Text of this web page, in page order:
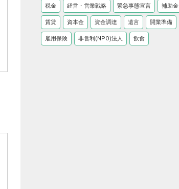
税金 経営・営業戦略 緊急事態宣言 補助金
賃貸 資本金 資金調達 遺言 開業準備
雇用保険 非営利(NPO)法人 飲食